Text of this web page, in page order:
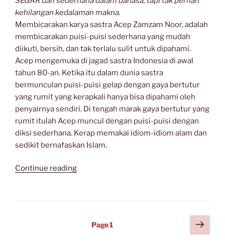
kehilangan kedalaman makna.
Membicarakan karya sastra Acep Zamzam Noor, adalah
membicarakan puisi-puisi sederhana yang mudah
diikuti, bersih, dan tak terlalu sulit untuk dipahami.
Acep mengemuka di jagad sastra Indonesia di awal
tahun 80-an. Ketika itu dalam dunia sastra
bermunculan puisi-puisi gelap dengan gaya bertutur
yang rumit yang kerapkali hanya bisa dipahami oleh
penyairnya sendiri. Di tengah marak gaya bertutur yang
rumit itulah Acep muncul dengan puisi-puisi dengan
diksi sederhana. Kerap memakai idiom-idiom alam dan
sedikit bernafaskan Islam.
Continue reading“Bukan
Biasa”
Page1
Next
page